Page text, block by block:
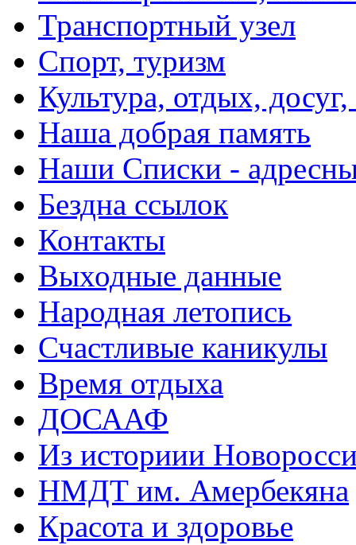
Транспортный узел
Спорт, туризм
Культура, отдых,
Наша добрая память
Наши Списки -
Бездна ссылок
Контакты
Выходные данные
Народная летопись
Счастливые каникулы
Время отдыха
ДОСААФ
Из историии
НМДТ им. Амербекяна
Красота и здоровье